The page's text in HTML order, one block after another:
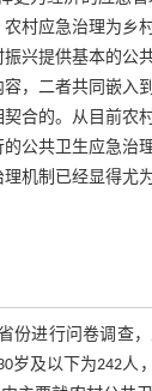
村应急治理为乡
兴提供基本的公
，二者共同嵌入
合的。从目前农
公共卫生应急治
机制已经显得尤
进行问卷调查
及以下为242人